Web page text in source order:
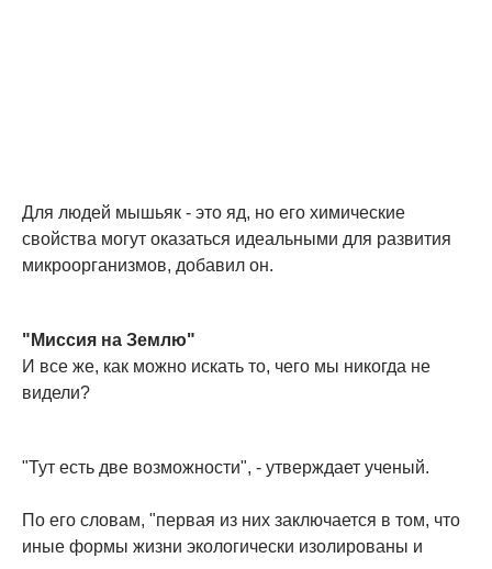
Для людей мышьяк - это яд, но его химические
свойства могут оказаться идеальными для развития
микроорганизмов, добавил он.
"Миссия на Землю"
И все же, как можно искать то, чего мы никогда не
видели?
"Тут есть две возможности", - утверждает ученый.
По его словам, "первая из них заключается в том, что
иные формы жизни экологически изолированы и